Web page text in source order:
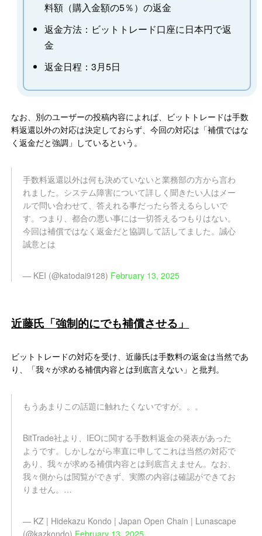
料額（購入金額の5％）の返金
返金方法：ビットトレード口座に日本円で返
金
返金日程：3月5日
なお、別のユーザーの投稿内容によれば、ビットトレードは手数
料返還以外の対応は決定しておらず、今回の対応は「補償ではな
く返金だと強調」しているという。
手数料返還以外は何も決めていないと業務部の方から言わ
れました。システム障害について詳しく聞きたい人はメー
ルで問い合わせて、答えれる事だったら答えるらしいで
す。つまり、都合の悪い事には一切答えるつもりはない。
今回は補償ではなく返金だと協調して話してました。誠心
誠意とは
— KEI (@katodai9128) February 13, 2025
近藤氏「強制的にでも補償させる」
ビットトレードの対応を受け、近藤氏は手数料の返金は当然であ
り、「我々が求める補償内容とは到底言えない」と批判。
もうあまりこの話題に触れたくないですが。。。
BitTrade社より、IEOに関する手数料返金の発表があった
ようです。しかしながら率直に申してこれは当然の対応で
あり、我々が求める補償内容とは到底言えません。なお、
我々側からは閲覧ができず、実際の内容は確認ができてお
りません。…
— KZ | Hidekazu Kondo | Japan Open Chain | Lunascape
(@kazkondo) February 13, 2025